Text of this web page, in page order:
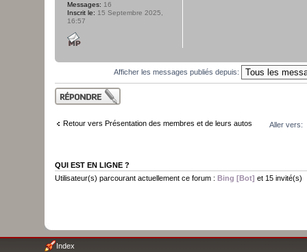
Messages: 16
Inscrit le: 15 Septembre 2025,
16:57
Afficher les messages publiés depuis:
Publier une
réponse
Retour vers Présentation des membres et de leurs autos Aller vers:
QUI EST EN LIGNE ?
Utilisateur(s) parcourant actuellement ce forum : Bing [Bot] et 15 invité(s)
Index